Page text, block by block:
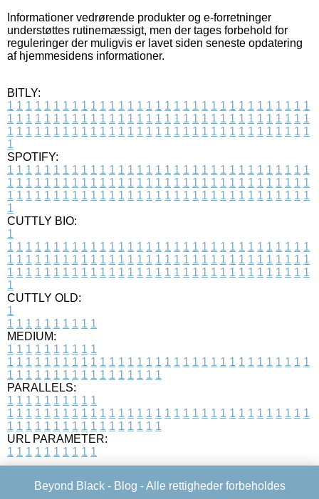
Informationer vedrørende produkter og e-forretninger
understøttes rutinemæssigt, men der tages forbehold for
reguleringer der muligvis er lavet siden seneste opdatering
af hjemmesidens informationer.
BITLY:
1 1 1 1 1 1 1 1 1 1 1 1 1 1 1 1 1 1 1 1 1 1 1 1 1 1 1 1 1 1 1 1 1
1 1 1 1 1 1 1 1 1 1 1 1 1 1 1 1 1 1 1 1 1 1 1 1 1 1 1 1 1 1 1 1 1
1 1 1 1 1 1 1 1 1 1 1 1 1 1 1 1 1 1 1 1 1 1 1 1 1 1 1 1 1 1 1 1 1
1
SPOTIFY:
1 1 1 1 1 1 1 1 1 1 1 1 1 1 1 1 1 1 1 1 1 1 1 1 1 1 1 1 1 1 1 1 1
1 1 1 1 1 1 1 1 1 1 1 1 1 1 1 1 1 1 1 1 1 1 1 1 1 1 1 1 1 1 1 1 1
1 1 1 1 1 1 1 1 1 1 1 1 1 1 1 1 1 1 1 1 1 1 1 1 1 1 1 1 1 1 1 1 1
1
CUTTLY BIO:
1
1 1 1 1 1 1 1 1 1 1 1 1 1 1 1 1 1 1 1 1 1 1 1 1 1 1 1 1 1 1 1 1 1
1 1 1 1 1 1 1 1 1 1 1 1 1 1 1 1 1 1 1 1 1 1 1 1 1 1 1 1 1 1 1 1 1
1 1 1 1 1 1 1 1 1 1 1 1 1 1 1 1 1 1 1 1 1 1 1 1 1 1 1 1 1 1 1 1 1
1
CUTTLY OLD:
1
1 1 1 1 1 1 1 1 1 1
MEDIUM:
1 1 1 1 1 1 1 1 1 1
1 1 1 1 1 1 1 1 1 1 1 1 1 1 1 1 1 1 1 1 1 1 1 1 1 1 1 1 1 1 1 1 1
1 1 1 1 1 1 1 1 1 1 1 1 1 1 1 1 1
PARALLELS:
1 1 1 1 1 1 1 1 1 1
1 1 1 1 1 1 1 1 1 1 1 1 1 1 1 1 1 1 1 1 1 1 1 1 1 1 1 1 1 1 1 1 1
1 1 1 1 1 1 1 1 1 1 1 1 1 1 1 1 1
URL PARAMETER:
1 1 1 1 1 1 1 1 1 1
Beyond Black - Blog - Alle rettigheder forbeholdes